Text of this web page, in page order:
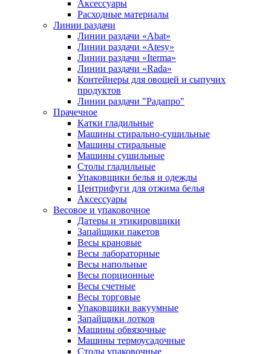
Аксессуары
Расходные материалы
Линии раздачи
Линии раздачи «Abat»
Линии раздачи «Atesy»
Линии раздачи «Iterma»
Линии раздачи «Rada»
Контейнеры для овощей и сыпучих
продуктов
Линии раздачи "Радапро"
Прачечное
Катки гладильные
Машины стирально-сушильные
Машины стиральные
Машины сушильные
Столы гладильные
Упаковщики белья и одежды
Центрифуги для отжима белья
Аксессуары
Весовое и упаковочное
Датеры и этикировщики
Запайщики пакетов
Весы крановые
Весы лабораторные
Весы напольные
Весы порционные
Весы счетные
Весы торговые
Упаковщики вакуумные
Запайщики лотков
Машины обвязочные
Машины термоусадочные
Столы упаковочные